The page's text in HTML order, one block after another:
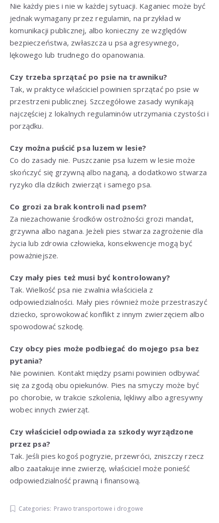
Nie każdy pies i nie w każdej sytuacji. Kaganiec może być
jednak wymagany przez regulamin, na przykład w
komunikacji publicznej, albo konieczny ze względów
bezpieczeństwa, zwłaszcza u psa agresywnego,
lękowego lub trudnego do opanowania.
Czy trzeba sprzątać po psie na trawniku?
Tak, w praktyce właściciel powinien sprzątać po psie w
przestrzeni publicznej. Szczegółowe zasady wynikają
najczęściej z lokalnych regulaminów utrzymania czystości i
porządku.
Czy można puścić psa luzem w lesie?
Co do zasady nie. Puszczanie psa luzem w lesie może
skończyć się grzywną albo naganą, a dodatkowo stwarza
ryzyko dla dzikich zwierząt i samego psa.
Co grozi za brak kontroli nad psem?
Za niezachowanie środków ostrożności grozi mandat,
grzywna albo nagana. Jeżeli pies stwarza zagrożenie dla
życia lub zdrowia człowieka, konsekwencje mogą być
poważniejsze.
Czy mały pies też musi być kontrolowany?
Tak. Wielkość psa nie zwalnia właściciela z
odpowiedzialności. Mały pies również może przestraszyć
dziecko, sprowokować konflikt z innym zwierzęciem albo
spowodować szkodę.
Czy obcy pies może podbiegać do mojego psa bez
pytania?
Nie powinien. Kontakt między psami powinien odbywać
się za zgodą obu opiekunów. Pies na smyczy może być
po chorobie, w trakcie szkolenia, lękliwy albo agresywny
wobec innych zwierząt.
Czy właściciel odpowiada za szkody wyrządzone
przez psa?
Tak. Jeśli pies kogoś pogryzie, przewróci, zniszczy rzecz
albo zaatakuje inne zwierzę, właściciel może ponieść
odpowiedzialność prawną i finansową.
Categories: Prawo transportowe i drogowe